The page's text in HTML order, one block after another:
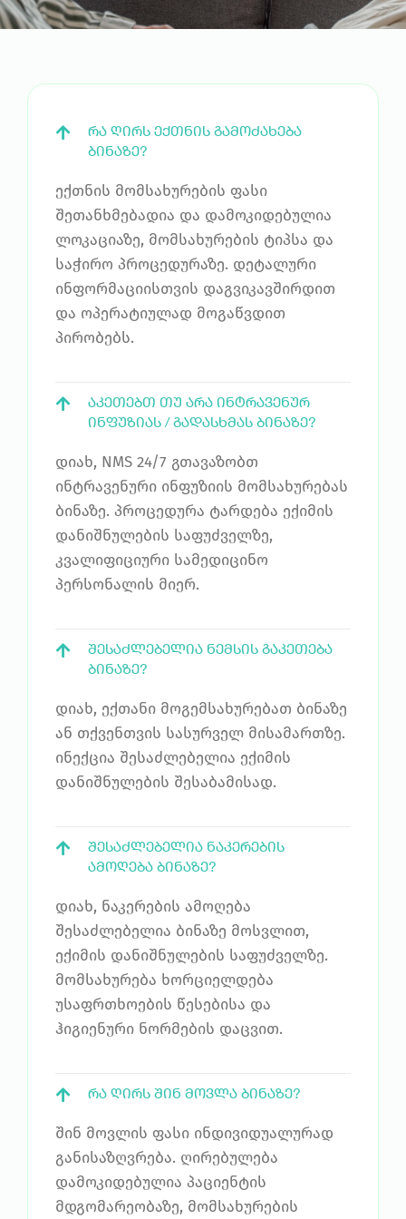
ᲠᲐ ᲦᲘᲠᲡ ᲔᲥᲗᲜᲘᲡ ᲒᲐᲛᲝᲫᲐᲮᲔᲑᲐ
ᲑᲘᲜᲐᲖᲔ?
ექთნის მომსახურების ფასი
შეთანხმებადია და დამოკიდებულია
ლოკაციაზე, მომსახურების ტიპსა და
საჭირო პროცედურაზე. დეტალური
ინფორმაციისთვის დაგვიკავშირდით
და ოპერატიულად მოგაწვდით
პირობებს.
ᲐᲙᲔᲗᲔᲑᲗ ᲗᲣ ᲐᲠᲐ ᲘᲜᲢᲠᲐᲕᲔᲜᲣᲠ
ᲘᲜᲤᲣᲖᲘᲐᲡ / ᲒᲐᲓᲐᲡᲮᲛᲐᲡ ᲑᲘᲜᲐᲖᲔ?
დიახ, NMS 24/7 გთავაზობთ
ინტრავენური ინფუზიის მომსახურებას
ბინაზე. პროცედურა ტარდება ექიმის
დანიშნულების საფუძველზე,
კვალიფიციური სამედიცინო
პერსონალის მიერ.
ᲨᲔᲡᲐᲫᲚᲔᲑᲔᲚᲘᲐ ᲜᲔᲛᲡᲘᲡ ᲒᲐᲙᲔᲗᲔᲑᲐ
ᲑᲘᲜᲐᲖᲔ?
დიახ, ექთანი მოგემსახურებათ ბინაზე
ან თქვენთვის სასურველ მისამართზე.
ინექცია შესაძლებელია ექიმის
დანიშნულების შესაბამისად.
ᲨᲔᲡᲐᲫᲚᲔᲑᲔᲚᲘᲐ ᲜᲐᲙᲔᲠᲔᲑᲘᲡ
ᲐᲛᲝᲦᲔᲑᲐ ᲑᲘᲜᲐᲖᲔ?
დიახ, ნაკერების ამოღება
შესაძლებელია ბინაზე მოსვლით,
ექიმის დანიშნულების საფუძველზე.
მომსახურება ხორციელდება
უსაფრთხოების წესებისა და
ჰიგიენური ნორმების დაცვით.
ᲠᲐ ᲦᲘᲠᲡ ᲨᲘᲜ ᲛᲝᲕᲚᲐ ᲑᲘᲜᲐᲖᲔ?
შინ მოვლის ფასი ინდივიდუალურად
განისაზღვრება. ღირებულება
დამოკიდებულია პაციენტის
მდგომარეობაზე, მომსახურების